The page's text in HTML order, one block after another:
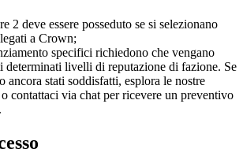
2 deve essere posseduto se si selezionano
a Crown;
specifici richiedono che vengano
determinati livelli di reputazione di fazione. Se
ancora stati soddisfatti, esplora le nostre
o contattaci via chat per ricevere un preventivo